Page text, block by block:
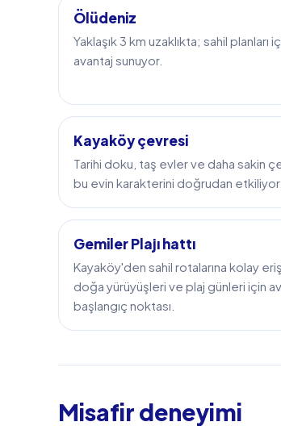
Ölüdeniz
Yaklaşık 3 km uzaklıkta; sahil planları
avantaj sunuyor.
Kayaköy çevresi
Tarihi doku, taş evler ve daha sakin
bu evin karakterini doğrudan etkiliyor.
Gemiler Plajı hattı
Kayaköy'den sahil rotalarına kolay
doğa yürüyüşleri ve plaj günleri için
başlangıç noktası.
Misafir deneyimi